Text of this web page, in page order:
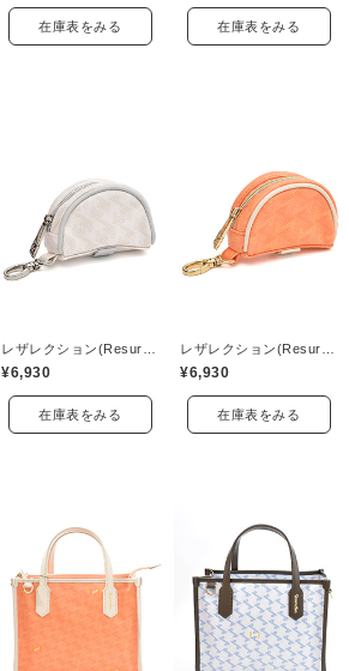
在庫表をみる 在庫表をみる
¥6,930
在庫表をみる
¥6,930
在庫表をみる